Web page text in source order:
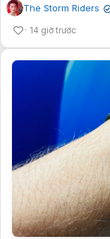
The Storm Riders ✔
14 giờ trước